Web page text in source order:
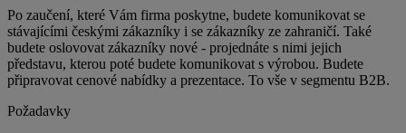
Po zaučení, které Vám firma poskytne, budete komunikovat se
stávajícími českými zákazníky i se zákazníky ze zahraničí. Také
budete oslovovat zákazníky nové - projednáte s nimi jejich
představu, kterou poté budete komunikovat s výrobou. Budete
připravovat cenové nabídky a prezentace. To vše v segmentu B2B.
Požadavky